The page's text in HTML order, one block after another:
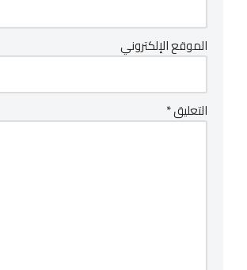
الموقع الإلكتروني
التعليق*